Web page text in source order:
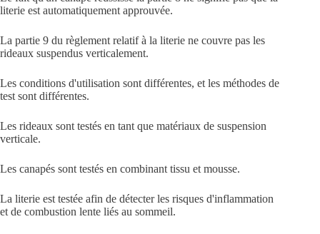
literie est automatiquement approuvée.
La partie 9 du règlement relatif à la literie ne couvre pas les
rideaux suspendus verticalement.
Les conditions d'utilisation sont différentes, et les méthodes de
test sont différentes.
Les rideaux sont testés en tant que matériaux de suspension
verticale.
Les canapés sont testés en combinant tissu et mousse.
La literie est testée afin de détecter les risques d'inflammation
et de combustion lente liés au sommeil.